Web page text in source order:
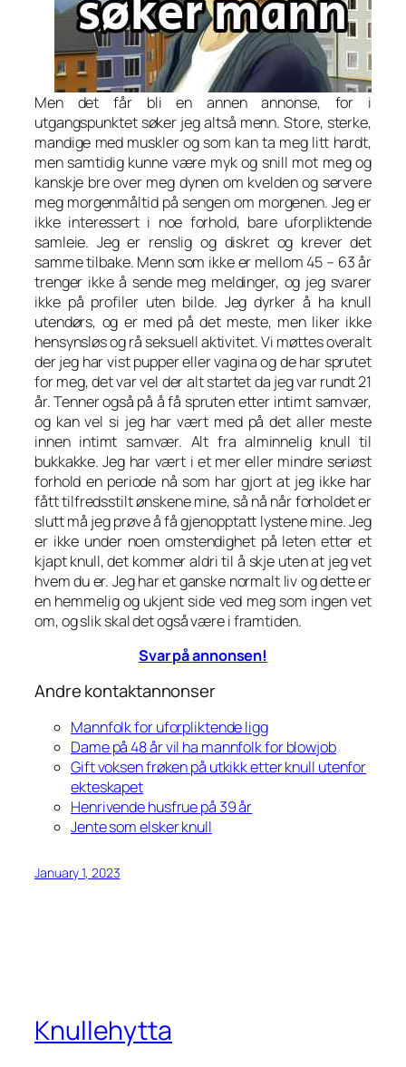
Men det får bli en annen annonse, for i
utgangspunktet søker jeg altså menn. Store, sterke,
mandige med muskler og som kan ta meg litt hardt,
men samtidig kunne være myk og snill mot meg og
kanskje bre over meg dynen om kvelden og servere
meg morgenmåltid på sengen om morgenen. Jeg er
ikke interessert i noe forhold, bare uforpliktende
samleie. Jeg er renslig og diskret og krever det
samme tilbake. Menn som ikke er mellom 45 – 63 år
trenger ikke å sende meg meldinger, og jeg svarer
ikke på profiler uten bilde. Jeg dyrker å ha knull
utendørs, og er med på det meste, men liker ikke
hensynsløs og rå seksuell aktivitet. Vi møttes overalt
der jeg har vist pupper eller vagina og de har sprutet
for meg, det var vel der alt startet da jeg var rundt 21
år. Tenner også på å få spruten etter intimt samvær,
og kan vel si jeg har vært med på det aller meste
innen intimt samvær. Alt fra alminnelig knull til
bukkakke. Jeg har vært i et mer eller mindre seriøst
forhold en periode nå som har gjort at jeg ikke har
fått tilfredsstilt ønskene mine, så nå når forholdet er
slutt må jeg prøve å få gjenopptatt lystene mine. Jeg
er ikke under noen omstendighet på leten etter et
kjapt knull, det kommer aldri til å skje uten at jeg vet
hvem du er. Jeg har et ganske normalt liv og dette er
en hemmelig og ukjent side ved meg som ingen vet
om, og slik skal det også være i framtiden.
Svar på annonsen!
Andre kontaktannonser
Mannfolk for uforpliktende ligg
Dame på 48 år vil ha mannfolk for blowjob
Gift voksen frøken på utkikk etter knull utenfor
ekteskapet
Henrivende husfrue på 39 år
Jente som elsker knull
January 1, 2023
Knullehytta